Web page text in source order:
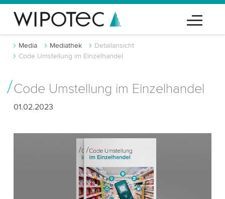
Media Mediathek
Detailansicht
Code Umstellung im Einzelhandel
Code Umstellung im Einzelhandel
01.02.2023